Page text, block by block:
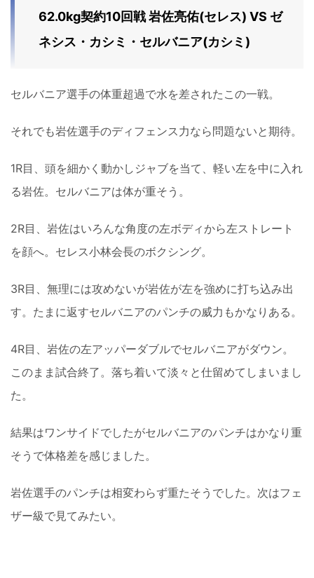
62.0kg契約10回戦 岩佐亮佑(セレス) VS ゼ
ネシス・カシミ・セルバニア(カシミ)
セルバニア選手の体重超過で水を差されたこの一戦。
それでも岩佐選手のディフェンス力なら問題ないと期待。
1R目、頭を細かく動かしジャブを当て、軽い左を中に入れ
る岩佐。セルバニアは体が重そう。
2R目、岩佐はいろんな角度の左ボディから左ストレート
を顔へ。セレス小林会長のボクシング。
3R目、無理には攻めないが岩佐が左を強めに打ち込み出
す。たまに返すセルバニアのパンチの威力もかなりある。
4R目、岩佐の左アッパーダブルでセルバニアがダウン。
このまま試合終了。落ち着いて淡々と仕留めてしまいまし
た。
結果はワンサイドでしたがセルバニアのパンチはかなり重
そうで体格差を感じました。
岩佐選手のパンチは相変わらず重たそうでした。次はフェ
ザー級で見てみたい。